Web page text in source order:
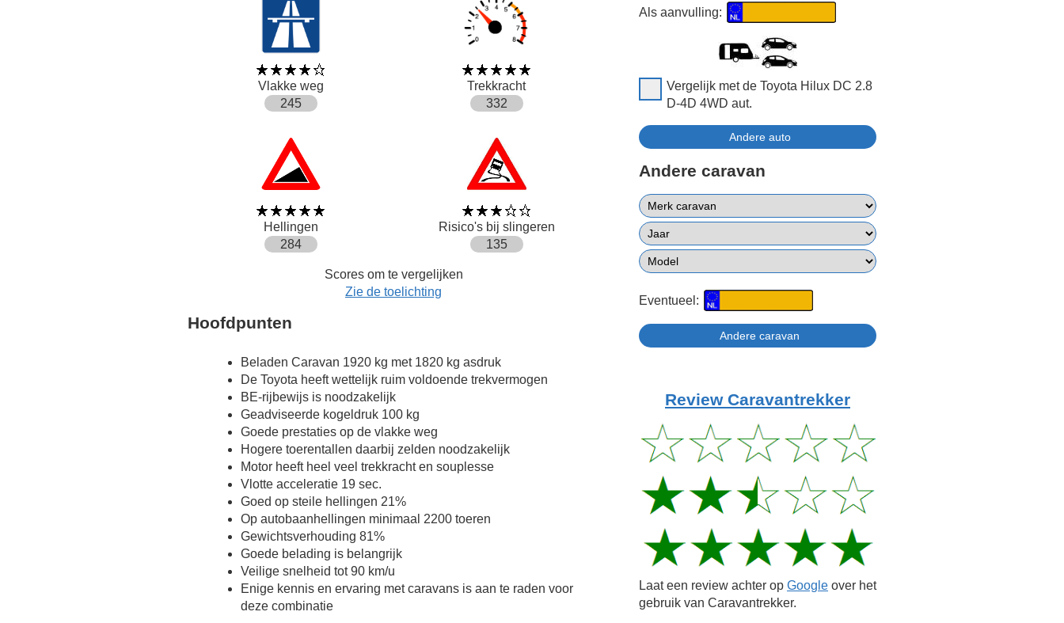
Vlakke weg
Trekkracht
245
332
Hellingen
Risico's bij slingeren
284
135
Scores om te vergelijken
Zie de toelichting
Hoofdpunten
Beladen Caravan 1920 kg met 1820 kg asdruk
De Toyota heeft wettelijk ruim voldoende trekvermogen
BE-rijbewijs is noodzakelijk
Geadviseerde kogeldruk 100 kg
Goede prestaties op de vlakke weg
Hogere toerentallen daarbij zelden noodzakelijk
Motor heeft heel veel trekkracht en souplesse
Vlotte acceleratie 19 sec.
Goed op steile hellingen 21%
Op autobaanhellingen minimaal 2200 toeren
Gewichtsverhouding 81%
Goede belading is belangrijk
Veilige snelheid tot 90 km/u
Enige kennis en ervaring met caravans is aan te raden voor
deze combinatie
Als aanvulling:
Vergelijk met de Toyota Hilux DC 2.8
D-4D 4WD aut.
Andere caravan
Eventueel:
Review Caravantrekker
Laat een review achter op Google over het
gebruik van Caravantrekker.